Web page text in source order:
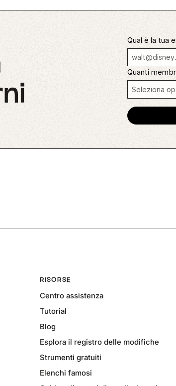
Qual è la tua
Quanti
RISORSE
Centro assistenza
Tutorial
Blog
Esplora il registro delle modifiche
Strumenti gratuiti
Elenchi famosi